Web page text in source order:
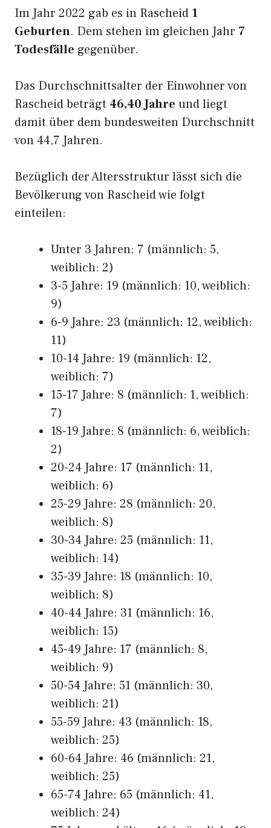
Im Jahr 2022 gab es in Rascheid 1
Geburten. Dem stehen im gleichen Jahr 7
Todesfälle gegenüber.
Das Durchschnittsalter der Einwohner von
Rascheid beträgt 46,40 Jahre und liegt
damit über dem bundesweiten Durchschnitt
von 44,7 Jahren.
Bezüglich der Altersstruktur lässt sich die
Bevölkerung von Rascheid wie folgt
einteilen:
Unter 3 Jahren: 7 (männlich: 5,
weiblich: 2)
3-5 Jahre: 19 (männlich: 10, weiblich:
9)
6-9 Jahre: 23 (männlich: 12, weiblich:
11)
10-14 Jahre: 19 (männlich: 12,
weiblich: 7)
15-17 Jahre: 8 (männlich: 1, weiblich:
7)
18-19 Jahre: 8 (männlich: 6, weiblich:
2)
20-24 Jahre: 17 (männlich: 11,
weiblich: 6)
25-29 Jahre: 28 (männlich: 20,
weiblich: 8)
30-34 Jahre: 25 (männlich: 11,
weiblich: 14)
35-39 Jahre: 18 (männlich: 10,
weiblich: 8)
40-44 Jahre: 31 (männlich: 16,
weiblich: 15)
45-49 Jahre: 17 (männlich: 8,
weiblich: 9)
50-54 Jahre: 51 (männlich: 30,
weiblich: 21)
55-59 Jahre: 43 (männlich: 18,
weiblich: 25)
60-64 Jahre: 46 (männlich: 21,
weiblich: 25)
65-74 Jahre: 65 (männlich: 41,
weiblich: 24)